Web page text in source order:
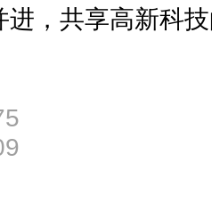
，共享高新科